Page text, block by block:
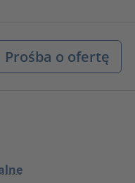
Prośba o ofertę